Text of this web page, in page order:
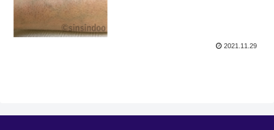
2021.11.29